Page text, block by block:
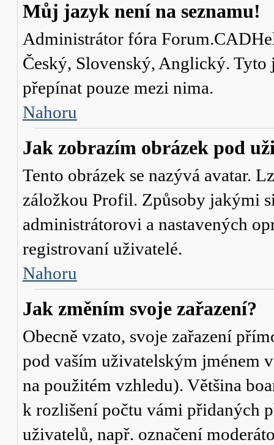
Můj jazyk není na seznamu!
Administrátor fóra
Český, Slovenský, Anglický.
přepínat pouze mezi nima.
Nahoru
Jak zobrazím obrázek pod
Tento obrázek se nazývá avatar.
záložkou Profil. Způsoby jakými
administrátorovi a nastavených
registrovaní uživatelé.
Nahoru
Jak změním svoje zařazení?
Obecně vzato, svoje zařazení
pod vaším uživatelským jménem
na použitém vzhledu). Většina
k rozlišení počtu vámi přidaných
uživatelů, např. označení